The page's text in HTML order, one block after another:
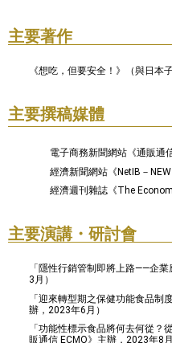
主要著作
《想吃，但要安全！》（與日本
主要撰稿媒體
電子商務新聞網站《通販通
經濟新聞網站《NetIB－
經濟週刊雜誌《The
主要演講・研討會
「隱性行銷管制即將上路——企
3月）
「迎來轉型期之保健功能食品制
辦，2023年6月）
「功能性標示食品將何去何從？
販通信 ECMO》主辦，2023年8月